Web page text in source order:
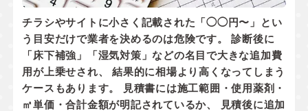
チラシやサイトに小さく記載された「◯◯円〜」とい
う目安だけで業者を決めるのは危険です。 診断後に
「床下補強」「湿気対策」などの名目で大きな追加費
用が上乗せされ、 結果的に相場より高くなってしまう
ケースもあります。 見積書には施工範囲・使用薬剤・
㎡単価・合計金額が明記されているか、
見積後に追加